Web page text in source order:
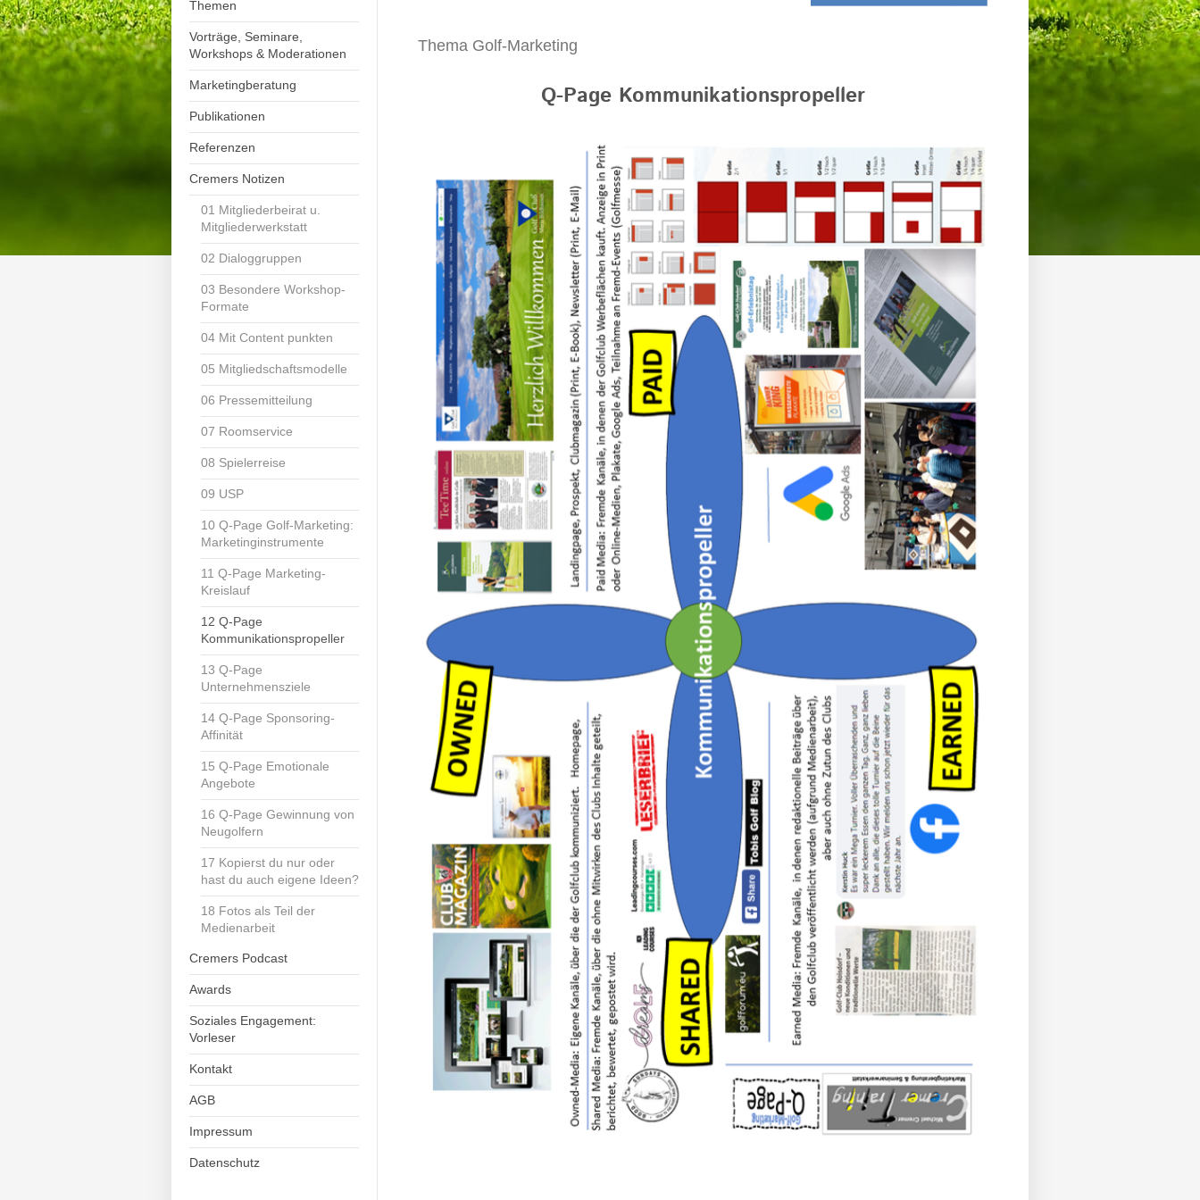
Themen
Vorträge, Seminare,
Workshops & Moderationen
Marketingberatung
Publikationen
Referenzen
Cremers Notizen
01 Mitgliederbeirat u.
Mitgliederwerkstatt
02 Dialoggruppen
03 Besondere Workshop-
Formate
04 Mit Content punkten
05 Mitgliedschaftsmodelle
06 Pressemitteilung
07 Roomservice
08 Spielerreise
09 USP
10 Q-Page Golf-Marketing:
Marketinginstrumente
11 Q-Page Marketing-
Kreislauf
12 Q-Page
Kommunikationspropeller
13 Q-Page
Unternehmensziele
14 Q-Page Sponsoring-
Affinität
15 Q-Page Emotionale
Angebote
16 Q-Page Gewinnung von
Neugolfern
17 Kopierst du nur oder
hast du auch eigene Ideen?
18 Fotos als Teil der
Medienarbeit
Cremers Podcast
Awards
Soziales Engagement:
Vorleser
Kontakt
AGB
Impressum
Datenschutz
Thema Golf-Marketing
Q-Page Kommunikationspropeller